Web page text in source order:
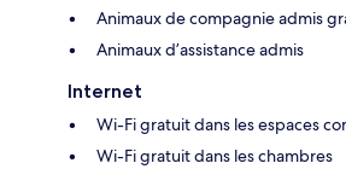
Animaux de compagnie admis
Animaux d’assistance admis
Internet
Wi-Fi gratuit dans les espaces
Wi-Fi gratuit dans les chambres